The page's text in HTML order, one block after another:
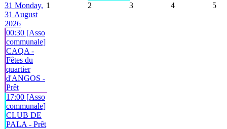
31 Monday,
31 August
2026
00:30 [Asso
communale]
CAQA -
Fêtes du
quartier
d'ANGOS -
Prêt
17:00 [Asso
communale]
CLUB DE
PALA - Prêt
1 2 3 4 5